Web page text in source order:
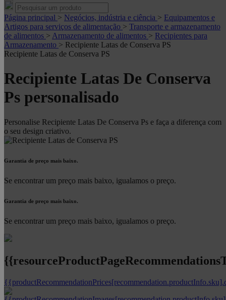
Página principal > Negócios, indústria e ciência > Equipamentos e
Artigos para serviços de alimentação > Transporte e armazenamento
de alimentos > Armazenamento de alimentos > Recipientes para
Armazenamento > Recipiente Latas de Conserva PS
Recipiente Latas de Conserva PS
Recipiente Latas De Conserva
Ps personalisado
Personalise Recipiente Latas De Conserva Ps e faça a diferença com
o seu design criativo.
Garantia de preço mais baixo.
Se encontrar um preço mais baixo, igualamos o preço.
Garantia de preço mais baixo.
Se encontrar um preço mais baixo, igualamos o preço.